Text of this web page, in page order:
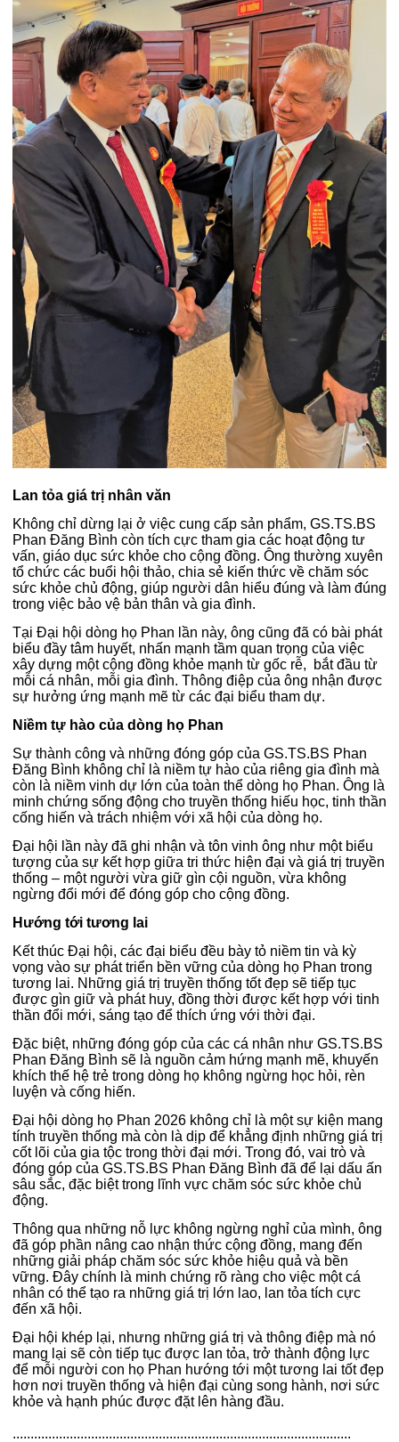
Lan tỏa giá trị nhân văn
Không chỉ dừng lại ở việc cung cấp sản phẩm, GS.TS.BS
Phan Đăng Bình còn tích cực tham gia các hoạt động tư
vấn, giáo dục sức khỏe cho cộng đồng. Ông thường xuyên
tổ chức các buổi hội thảo, chia sẻ kiến thức về chăm sóc
sức khỏe chủ động, giúp người dân hiểu đúng và làm đúng
trong việc bảo vệ bản thân và gia đình.
Tại Đại hội dòng họ Phan lần này, ông cũng đã có bài phát
biểu đầy tâm huyết, nhấn mạnh tầm quan trọng của việc
xây dựng một cộng đồng khỏe mạnh từ gốc rễ, bắt đầu từ
mỗi cá nhân, mỗi gia đình. Thông điệp của ông nhận được
sự hưởng ứng mạnh mẽ từ các đại biểu tham dự.
Niềm tự hào của dòng họ Phan
Sự thành công và những đóng góp của GS.TS.BS Phan
Đăng Bình không chỉ là niềm tự hào của riêng gia đình mà
còn là niềm vinh dự lớn của toàn thể dòng họ Phan. Ông là
minh chứng sống động cho truyền thống hiếu học, tinh thần
cống hiến và trách nhiệm với xã hội của dòng họ.
Đại hội lần này đã ghi nhận và tôn vinh ông như một biểu
tượng của sự kết hợp giữa tri thức hiện đại và giá trị truyền
thống – một người vừa giữ gìn cội nguồn, vừa không
ngừng đổi mới để đóng góp cho cộng đồng.
Hướng tới tương lai
Kết thúc Đại hội, các đại biểu đều bày tỏ niềm tin và kỳ
vọng vào sự phát triển bền vững của dòng họ Phan trong
tương lai. Những giá trị truyền thống tốt đẹp sẽ tiếp tục
được gìn giữ và phát huy, đồng thời được kết hợp với tinh
thần đổi mới, sáng tạo để thích ứng với thời đại.
Đặc biệt, những đóng góp của các cá nhân như GS.TS.BS
Phan Đăng Bình sẽ là nguồn cảm hứng mạnh mẽ, khuyến
khích thế hệ trẻ trong dòng họ không ngừng học hỏi, rèn
luyện và cống hiến.
Đại hội dòng họ Phan 2026 không chỉ là một sự kiện mang
tính truyền thống mà còn là dịp để khẳng định những giá trị
cốt lõi của gia tộc trong thời đại mới. Trong đó, vai trò và
đóng góp của GS.TS.BS Phan Đăng Bình đã để lại dấu ấn
sâu sắc, đặc biệt trong lĩnh vực chăm sóc sức khỏe chủ
động.
Thông qua những nỗ lực không ngừng nghỉ của mình, ông
đã góp phần nâng cao nhận thức cộng đồng, mang đến
những giải pháp chăm sóc sức khỏe hiệu quả và bền
vững. Đây chính là minh chứng rõ ràng cho việc một cá
nhân có thể tạo ra những giá trị lớn lao, lan tỏa tích cực
đến xã hội.
Đại hội khép lại, nhưng những giá trị và thông điệp mà nó
mang lại sẽ còn tiếp tục được lan tỏa, trở thành động lực
để mỗi người con họ Phan hướng tới một tương lai tốt đẹp
hơn nơi truyền thống và hiện đại cùng song hành, nơi sức
khỏe và hạnh phúc được đặt lên hàng đầu.
...............................................................................................